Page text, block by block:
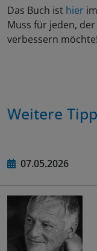
Das Buch ist hier
Muss für jeden,
verbessern möchte!
Weitere
07.05.2026